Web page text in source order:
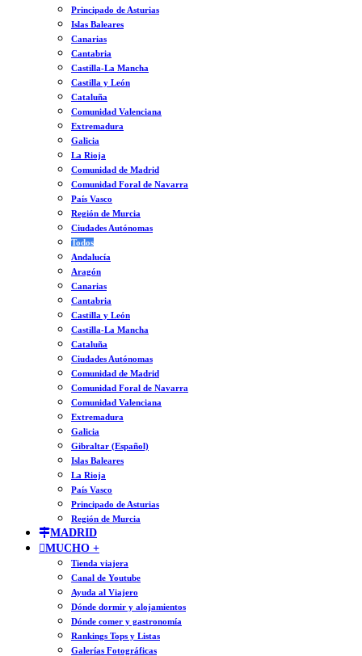
Principado de Asturias
Islas Baleares
Canarias
Cantabria
Castilla-La Mancha
Castilla y León
Cataluña
Comunidad Valenciana
Extremadura
Galicia
La Rioja
Comunidad de Madrid
Comunidad Foral de Navarra
País Vasco
Región de Murcia
Ciudades Autónomas
Todos
Andalucía
Aragón
Canarias
Cantabria
Castilla y León
Castilla-La Mancha
Cataluña
Ciudades Autónomas
Comunidad de Madrid
Comunidad Foral de Navarra
Comunidad Valenciana
Extremadura
Galicia
Gibraltar (Español)
Islas Baleares
La Rioja
País Vasco
Principado de Asturias
Región de Murcia
MADRID
MUCHO +
Tienda viajera
Canal de Youtube
Ayuda al Viajero
Dónde dormir y alojamientos
Dónde comer y gastronomía
Rankings Tops y Listas
Galerías Fotográficas